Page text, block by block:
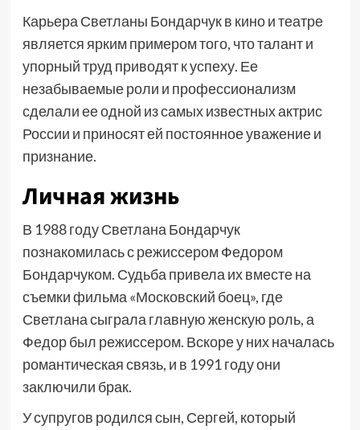
Карьера Светланы Бондарчук в кино и театре
является ярким примером того, что талант и
упорный труд приводят к успеху. Ее
незабываемые роли и профессионализм
сделали ее одной из самых известных актрис
России и приносят ей постоянное уважение и
признание.
Личная жизнь
В 1988 году Светлана Бондарчук
познакомилась с режиссером Федором
Бондарчуком. Судьба привела их вместе на
съемки фильма «Московский боец», где
Светлана сыграла главную женскую роль, а
Федор был режиссером. Вскоре у них началась
романтическая связь, и в 1991 году они
заключили брак.
У супругов родился сын, Сергей, который